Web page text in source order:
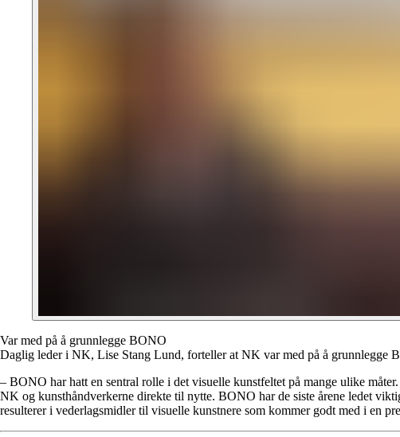
Var med på å grunnlegge BONO
Daglig leder i NK, Lise Stang Lund, forteller at NK var med på å grunnlegge
– BONO har hatt en sentral rolle i det visuelle kunstfeltet på mange ulike
NK og kunsthåndverkerne direkte til nytte. BONO har de siste årene ledet
resulterer i vederlagsmidler til visuelle kunstnere som kommer godt med i en